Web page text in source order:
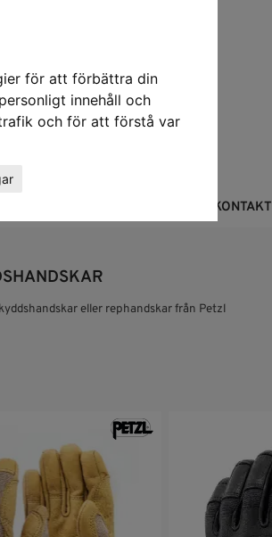
för att förbättra din
innehåll och
och för att förstå var
KONTAKT
eller rephandskar från Petzl